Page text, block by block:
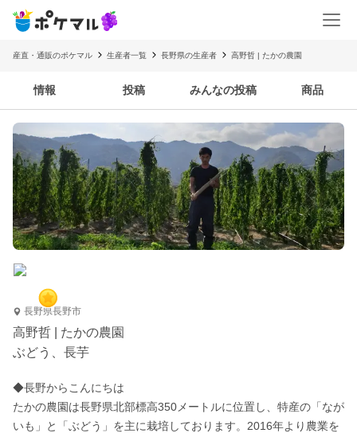
産直・通販のポケマル 生産者一覧 長野県の生産者 高野哲 | たかの農園
情報 投稿 みんなの投稿 商品
長野県長野市
高野哲 | たかの農園
ぶどう、長芋
◆長野からこんにちは
たかの農園は長野県北部標高350メートルに位置し、特産の「なが
いも」と「ぶどう」を主に栽培しております。2016年より農業を